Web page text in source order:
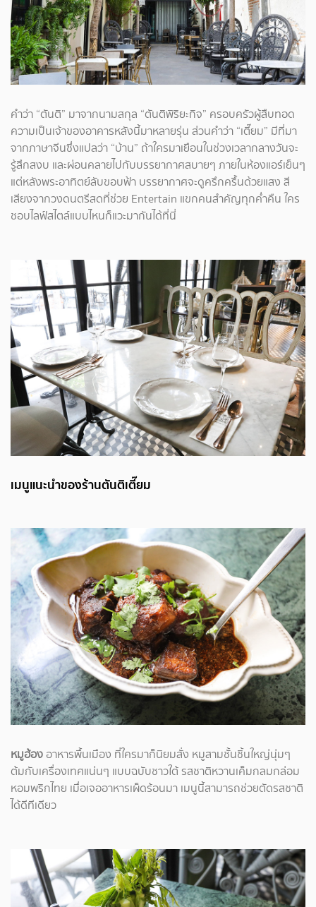
คำว่า “ตันติ” มาจากนามสกุล “ตันติพิริยะกิจ” ครอบครัวผู้สืบทอด
ความเป็นเจ้าของอาคารหลังนี้มาหลายรุ่น ส่วนคำว่า “เตี๊ยม” มีที่มา
จากภาษาจีนซึ่งแปลว่า “บ้าน” ถ้าใครมาเยือนในช่วงเวลากลางวันจะ
รู้สึกสงบ และผ่อนคลายไปกับบรรยากาศสบายๆ ภายในห้องแอร์เย็นๆ
แต่หลังพระอาทิตย์ลับขอบฟ้า บรรยากาศจะดูครึกครื้นด้วยแสง สี
เสียงจากวงดนตรีสดที่ช่วย Entertain แขกคนสำคัญทุกค่ำคืน ใคร
ชอบไลฟ์สไตล์แบบไหนก็แวะมากันได้ที่นี่
เมนูแนะนำของร้านตันติเตี๊ยม
หมูฮ้อง อาหารพื้นเมือง ที่ใครมาก็นิยมสั่ง หมูสามชั้นชิ้นใหญ่นุ่มๆ
ต้มกับเครื่องเทศแน่นๆ แบบฉบับชาวใต้ รสชาติหวานเค็มกลมกล่อม
หอมพริกไทย เมื่อเจออาหารเผ็ดร้อนมา เมนูนี้สามารถช่วยตัดรสชาติ
ได้ดีทีเดียว